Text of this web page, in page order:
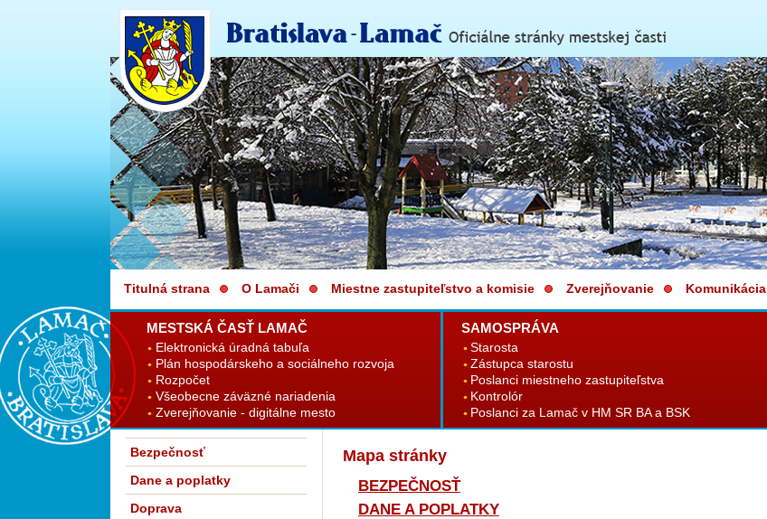
MESTSKÁ ČASŤ LAMAČ
Elektronická úradná tabuľa
Plán hospodárskeho a sociálneho rozvoja
Rozpočet
Všeobecne záväzné nariadenia
Zverejňovanie - digitálne mesto
SAMOSPRÁVA
Starosta
Zástupca starostu
Poslanci miestneho zastupiteľstva
Kontrolór
Poslanci za Lamač v HM SR BA a BSK
Mapa stránky
BEZPEČNOSŤ
DANE A POPLATKY
Bezpečnosť
Dane a poplatky
Doprava
Titulná strana O Lamači Miestne zastupiteľstvo a komisie Zverejňovanie Komunikácia